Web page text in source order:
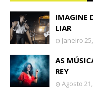
IMAGINE
LIAR
Janeiro
AS
REY
Agosto